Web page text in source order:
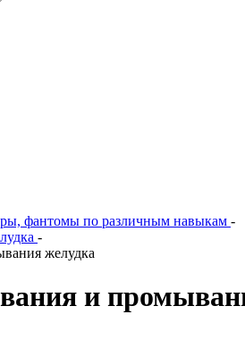
фантомы по различным навыкам -
-
желудка
и